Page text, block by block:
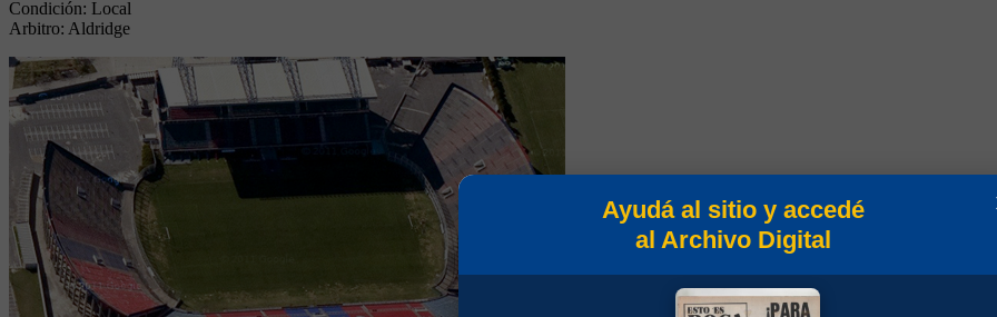
Condición: Local
Arbitro: Aldridge
Ayudá al sitio y accedé
al Archivo Digital